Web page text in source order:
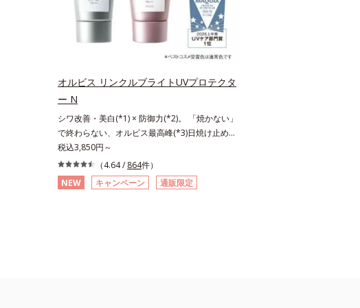
オルビス リンクルブライトUVプロテクタ
ー N
シワ改善・美白(*1) × 防御力(*2)。 「焼かない」
で終わらない、オルビス最高峰(*3)日焼け止め。
シワ改善・美白(*1) × 防御力(*2)「焼かない」で
終わらないオルビス最高峰(*3)顔用日焼け止めで
す。ポーラ化成の独自研究による、紫外線に反応
して強固な膜を形成する技術「瞬間オートディフ
税込3,850円～
（4.64 / 864件）
NEW
キャンペーン 通販限定